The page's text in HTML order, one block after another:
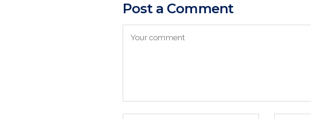
Post a Comment